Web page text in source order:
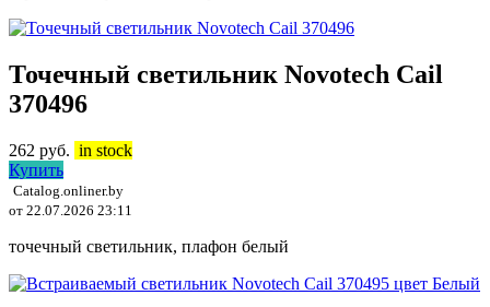
Точечный светильник Novotech Cail
370496
262 руб. in stock
Купить
Catalog.onliner.by
от 22.07.2026 23:11
точечный светильник, плафон белый